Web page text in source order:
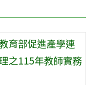
育部促進產學連
之115年教師實務